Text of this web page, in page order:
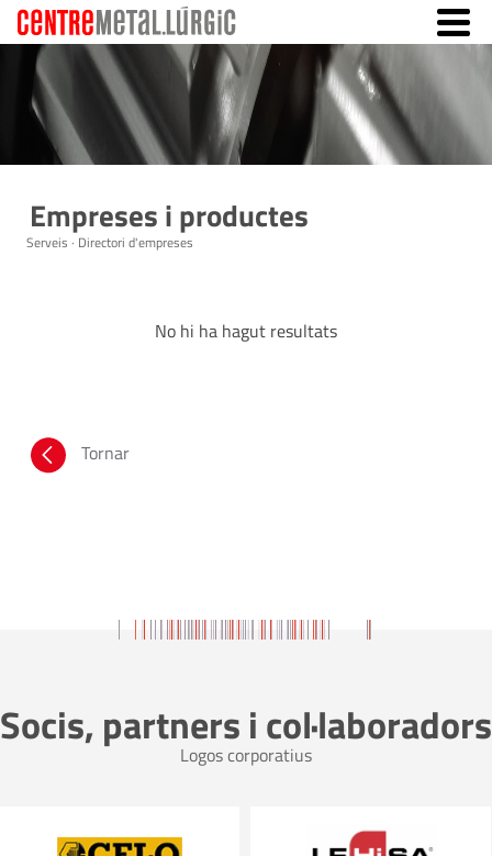
Empreses i productes
Serveis · Directori d'empreses
No hi ha hagut resultats
Tornar
Socis, partners i col·laboradors
Logos corporatius